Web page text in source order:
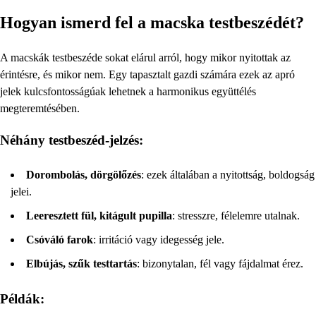
Hogyan ismerd fel a macska testbeszédét?
A macskák testbeszéde sokat elárul arról, hogy mikor nyitottak az
érintésre, és mikor nem. Egy tapasztalt gazdi számára ezek az apró
jelek kulcsfontosságúak lehetnek a harmonikus együttélés
megteremtésében.
Néhány testbeszéd-jelzés:
Dorombolás, dörgölőzés: ezek általában a nyitottság, boldogság
jelei.
Leeresztett fül, kitágult pupilla: stresszre, félelemre utalnak.
Csóváló farok: irritáció vagy idegesség jele.
Elbújás, szűk testtartás: bizonytalan, fél vagy fájdalmat érez.
Példák: